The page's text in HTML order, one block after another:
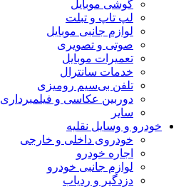
گوشی موبایل
لپ تاپ و تبلت
لوازم جانبی موبایل
صوتی و تصویری
تعمیرات موبایل
خدمات سانترال
تلفن بی‌سیم رومیزی
دوربین عکاسی و فیلمبرداری
سایر
خودرو و وسایل نقلیه
خودروی داخلی و خارجی
اجاره خودرو
لوازم جانبی خودرو
دزدگیر و ردیاب